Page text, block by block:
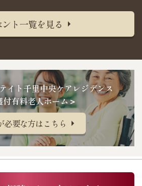
ト一覧を見る
イト千里中央ケアレジデンス
付有料老人ホーム＞
必要な方はこちら